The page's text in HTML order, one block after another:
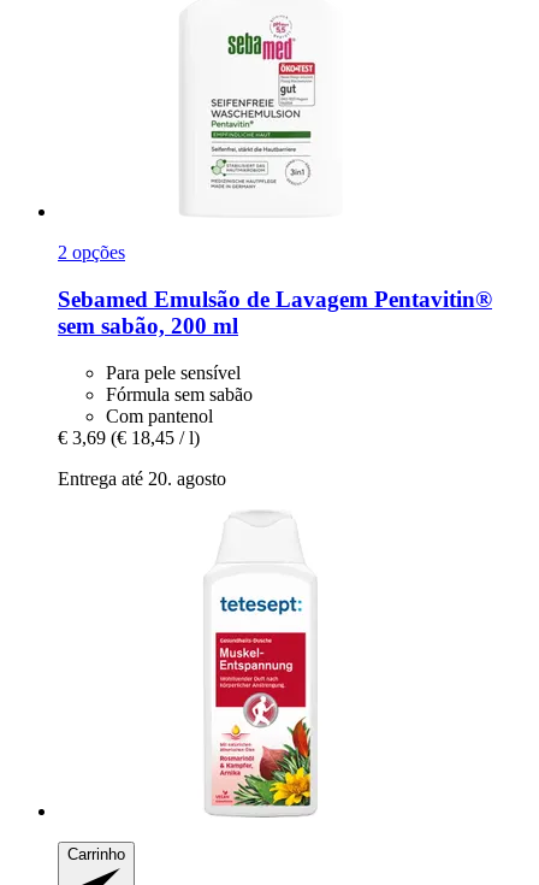
2 opções
Sebamed Emulsão de Lavagem Pentavitin®
sem sabão, 200 ml
Para pele sensível
Fórmula sem sabão
Com pantenol
€ 3,69 (€ 18,45 / l)
Entrega até 20. agosto
Carrinho